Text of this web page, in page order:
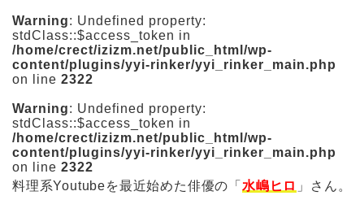
Warning: Undefined property:
stdClass::$access_token in
/home/crect/izizm.net/public_html/wp-
content/plugins/yyi-rinker/yyi_rinker_main.php
on line 2322
Warning: Undefined property:
stdClass::$access_token in
/home/crect/izizm.net/public_html/wp-
content/plugins/yyi-rinker/yyi_rinker_main.php
on line 2322
料理系Youtubeを最近始めた俳優の「 水嶋ヒロ 」さん。